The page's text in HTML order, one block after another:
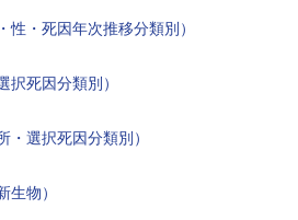
・死因年次推移分類別）
死因分類別）
選択死因分類別）
物）